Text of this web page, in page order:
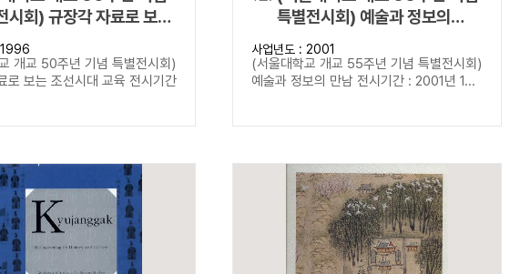
시회) 규장각 자료로 보는
교육
1996
개교 50주년 기념 특별전시회)
로 보는 조선시대 교육 전시기간
특별전시회) 예술과 정보의
만남
사업년도 : 2001
(서울대학교 개교 55주년 기념 특별전시회)
예술과 정보의 만남 전시기간 : 2001년 1...